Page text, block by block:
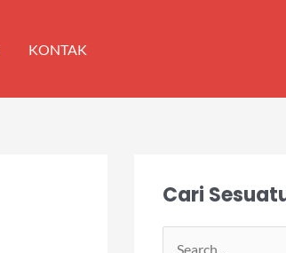
KONTAK
Cari